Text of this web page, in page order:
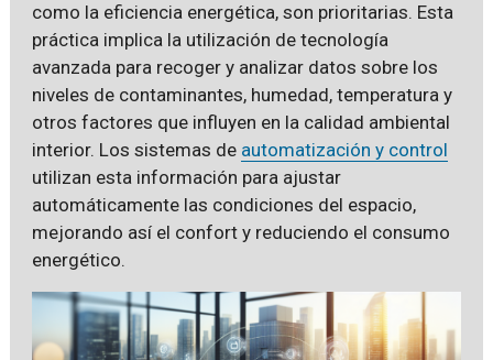
como la eficiencia energética, son prioritarias. Esta
práctica implica la utilización de tecnología
avanzada para recoger y analizar datos sobre los
niveles de contaminantes, humedad, temperatura y
otros factores que influyen en la calidad ambiental
interior. Los sistemas de automatización y control
utilizan esta información para ajustar
automáticamente las condiciones del espacio,
mejorando así el confort y reduciendo el consumo
energético.